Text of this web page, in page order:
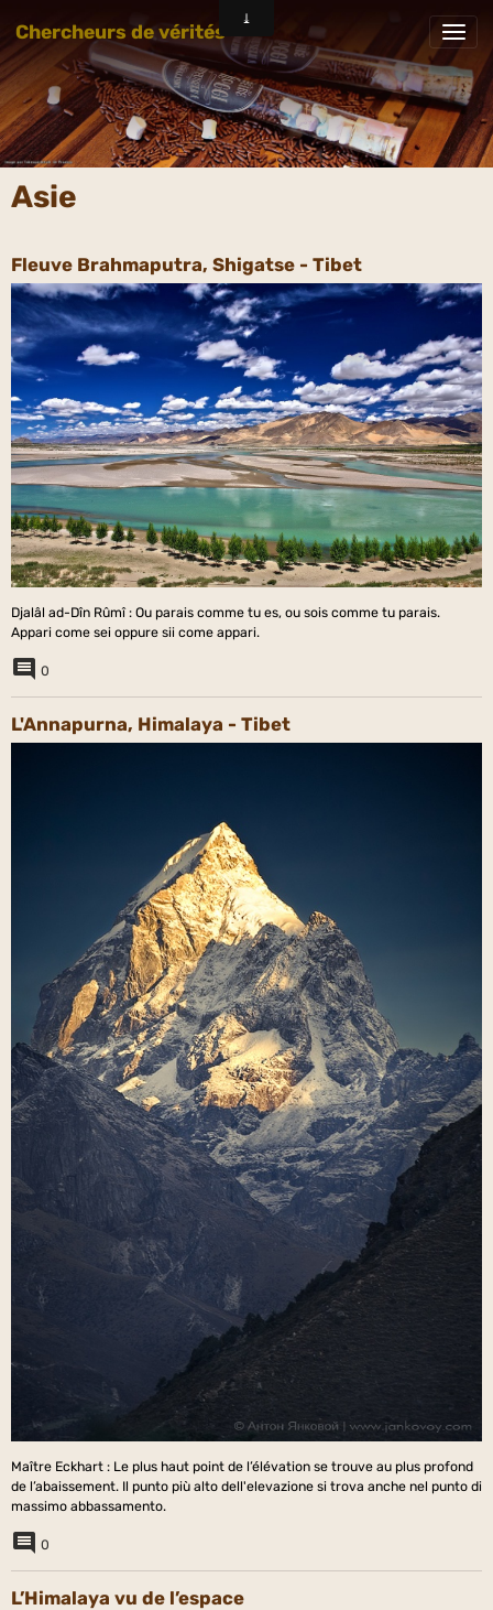
Chercheurs de vérités
Asie
Fleuve Brahmaputra, Shigatse - Tibet
Djalâl ad-Dîn Rûmî : Ou parais comme tu es, ou sois comme tu parais.
Appari come sei oppure sii come appari.
0
L'Annapurna, Himalaya - Tibet
Maître Eckhart : Le plus haut point de l’élévation se trouve au plus profond
de l’abaissement. Il punto più alto dell'elevazione si trova anche nel punto di
massimo abbassamento.
0
L’Himalaya vu de l’espace